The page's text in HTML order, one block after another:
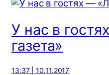
У нас в
газета»
13:37 | 10.11.2017